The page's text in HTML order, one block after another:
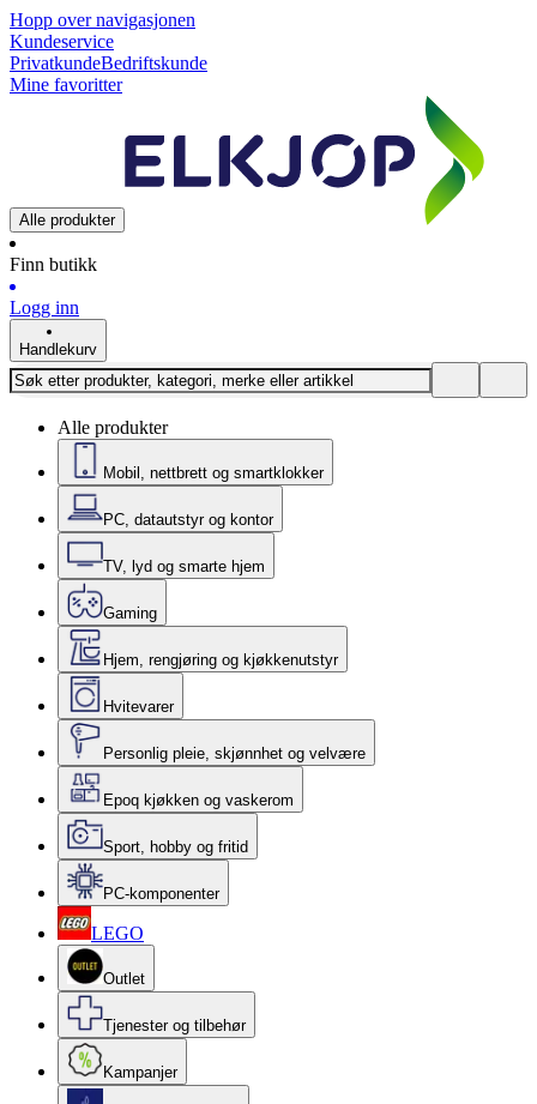
Hopp over navigasjonen
Kundeservice
PrivatkundeBedriftskunde
Mine favoritter
Alle produkter
Finn butikk
Logg inn
Handlekurv
Alle produkter
Mobil, nettbrett og smartklokker
PC, datautstyr og kontor
TV, lyd og smarte hjem
Gaming
Hjem, rengjøring og kjøkkenutstyr
Hvitevarer
Personlig pleie, skjønnhet og velvære
Epoq kjøkken og vaskerom
Sport, hobby og fritid
PC-komponenter
LEGO
Outlet
Tjenester og tilbehør
Kampanjer